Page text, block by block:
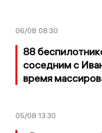
06/08 08:30
88
соседним с
время
05/08 13:30